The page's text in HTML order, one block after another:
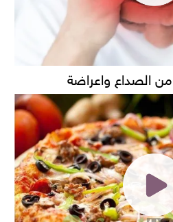
الصداع واعراضة